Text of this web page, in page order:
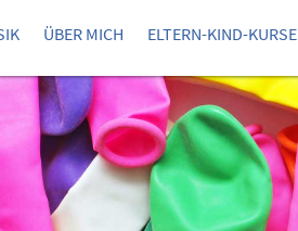
ÜBER MICH ELTERN-KIND-KURSE